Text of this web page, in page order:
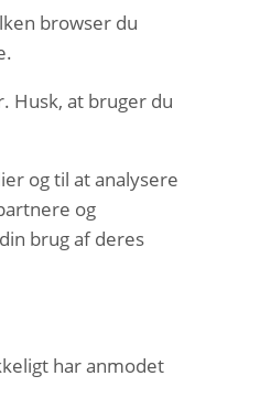
browser du
Husk, at bruger du
og til at analysere
og
brug af deres
har anmodet